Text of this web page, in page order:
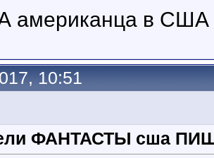
американца в США
10:51
ФАНТАСТЫ сша